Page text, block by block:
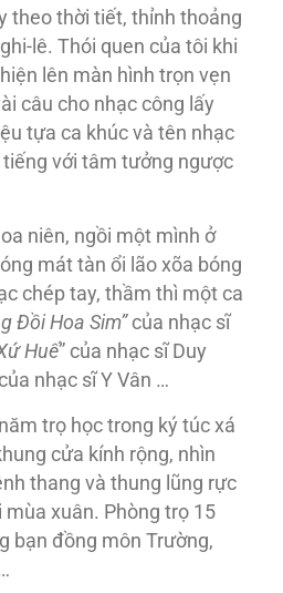
theo thời tiết, thỉnh thoảng
lê. Thói quen của tôi khi
lên màn hình trọn vẹn
câu cho nhạc công lấy
tựa ca khúc và tên nhạc
với tâm tưởng ngược
niên, ngồi một mình ở
mát tàn ổi lão xõa bóng
chép tay, thầm thì một ca
Đồi Hoa Sim”của nhạc sĩ
Huế” của nhạc sĩ Duy
nhạc sĩ Y Vân …
trọ học trong ký túc xá
cửa kính rộng, nhìn
thang và thung lũng rực
mùa xuân. Phòng trọ 15
bạn đồng môn Trường,